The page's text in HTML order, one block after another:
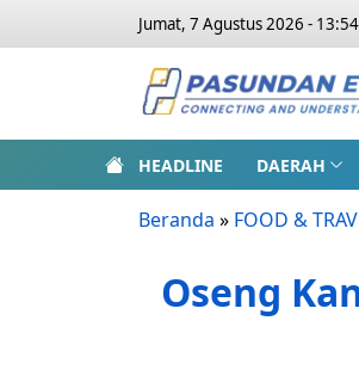
Jumat, 7 Agustus 2026 - 13:54
HEADLINE DAERAH
Beranda » FOOD &
Oseng